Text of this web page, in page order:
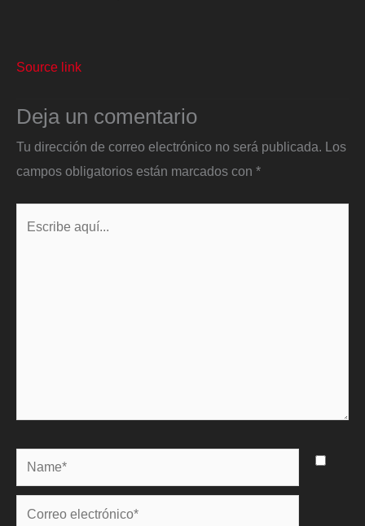
Source link
Deja un comentario
Tu dirección de correo electrónico no será publicada. Los
campos obligatorios están marcados con *
Name*
Correo